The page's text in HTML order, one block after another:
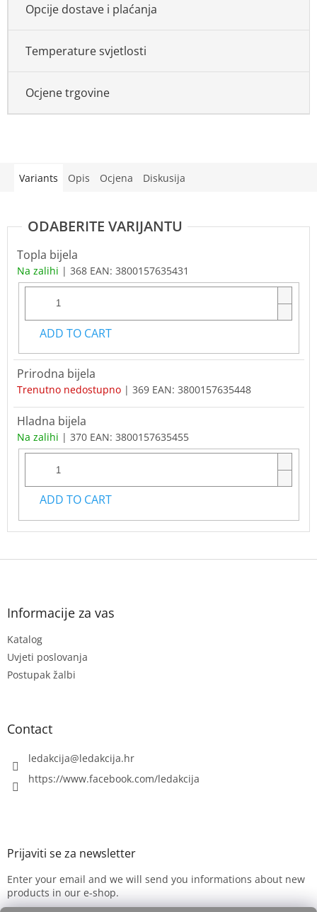
Opcije dostave i plaćanja
Temperature svjetlosti
Ocjene trgovine
Variants Opis Ocjena Diskusija
Topla bijela
Na zalihi | 368 EAN: 3800157635431
ADD TO CART
Prirodna bijela
Trenutno nedostupno | 369 EAN: 3800157635448
Hladna bijela
Na zalihi | 370 EAN: 3800157635455
ADD TO CART
F
Informacije za vas
Katalog
Uvjeti poslovanja
Postupak žalbi
Contact
ledakcija@ledakcija.hr
https://www.facebook.com/ledakcija
Enter your email and we will send you informations about new
products in our e-shop.